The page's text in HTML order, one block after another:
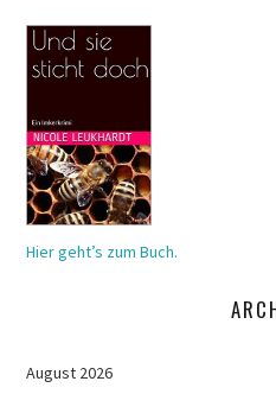
Hier geht’s zum Buch.
August 2026